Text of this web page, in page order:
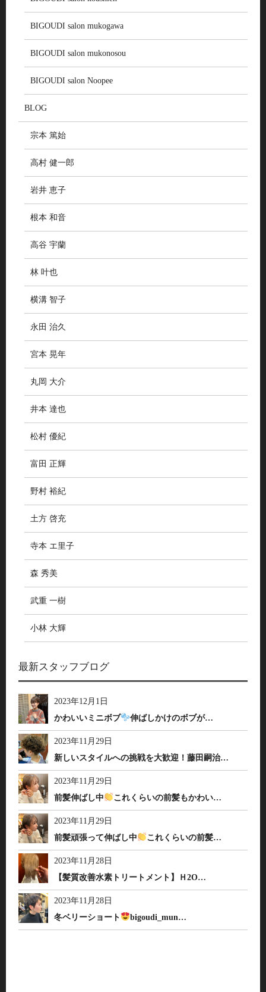
BIGOUDI salon mukogawa
BIGOUDI salon mukonosou
BIGOUDI salon Noopee
BLOG
宗本 篤始
高村 健一郎
岩井 恵子
根本 和音
高谷 宇蘭
林 叶也
横溝 智子
永田 治久
宮本 晃年
丸岡 大介
井本 達也
松村 優紀
富田 正輝
野村 裕紀
土方 啓充
寺本 エ里子
森 秀美
武重 一樹
小林 大輝
最新スタッフブログ
2023年12月1日
かわいいミニボブ
伸ばしかけのボブが…
2023年11月29日
新しいスタイルへの挑戦を大歓迎！藤田嗣治…
2023年11月29日
前髪伸ばし中
これくらいの前髪もかわい…
2023年11月29日
前髪頑張って伸ばし中
これくらいの前髪…
2023年11月28日
【髪質改善水素トリートメント】Ｈ2O…
2023年11月28日
冬ベリーショート
bigoudi_mun…